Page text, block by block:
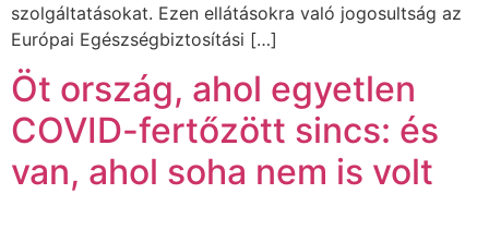
szolgáltatásokat. Ezen ellátásokra való jogosultság az
Európai Egészségbiztosítási […]
Öt ország, ahol egyetlen
COVID-fertőzött sincs: és
van, ahol soha nem is volt